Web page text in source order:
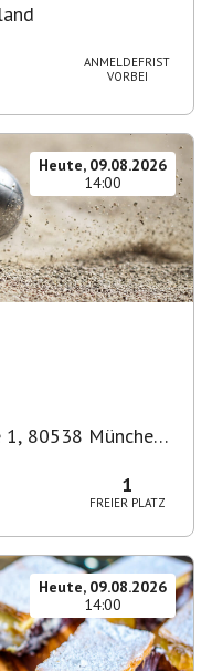
ANMELDEFRIST
VORBEI
Heute, 09.08.2026
14:00
80538 München,
1
FREIER PLATZ
Heute, 09.08.2026
14:00